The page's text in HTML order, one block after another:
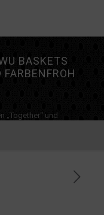
BASKETS
„Together“ und